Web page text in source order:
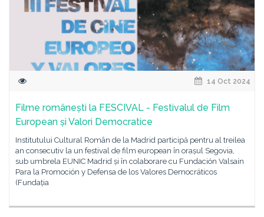
14 Oct 2024
Filme românești la FESCIVAL - Festivalul de Film
European și Valori Democratice
Institutului Cultural Român de la Madrid participă pentru al treilea
an consecutiv la un festival de film european în orașul Segovia,
sub umbrela EUNIC Madrid și în colaborare cu Fundación Valsaín
Para la Promoción y Defensa de los Valores Democráticos
(Fundația